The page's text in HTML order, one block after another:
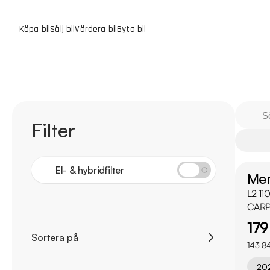
Köpa bilSälj bilVärdera bilByta bil
Filter
El- & hybridfilter
Sortera på
L2
143